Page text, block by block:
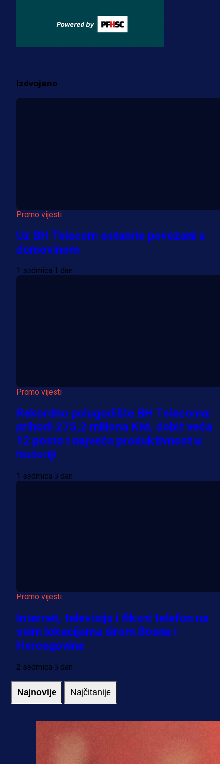
za pranje novca, pretresaju
prostorije FK Borac!
Izdvojeno
Promo vijesti
Uz BH Telecom ostanite povezani s
domovinom
1 sedmica 1 dan
Promo vijesti
Rekordno polugodište BH Telecoma:
prihodi 275,2 miliona KM, dobit veća
12 posto i najveća produktivnost u
historiji
1 sedmica 5 dan
Promo vijesti
Internet, televizija i fiksni telefon na
svim lokacijama širom Bosne i
Hercegovine
2 sedmica 5 dan
Najnovije Najčitanije